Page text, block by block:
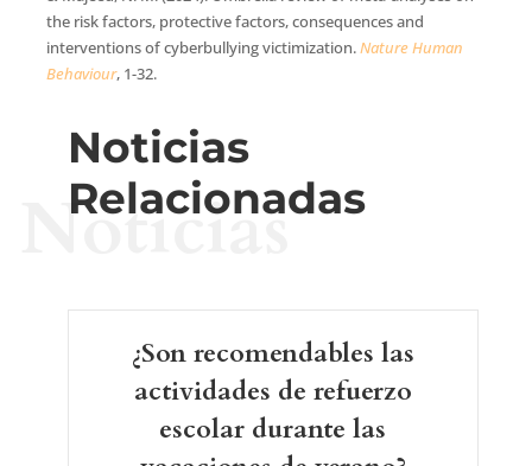
the risk factors, protective factors, consequences and
interventions of cyberbullying victimization.Nature Human
Behaviour, 1-32.
Noticias
Relacionadas
Noticias
¿Son recomendables las
actividades de refuerzo
escolar durante las